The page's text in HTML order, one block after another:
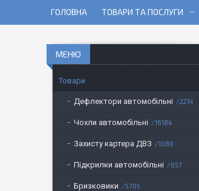
ГОЛОВНА ТОВАРИ ТА ПОСЛУГИ
Товари
Дефлектори автомобільні 2214
Чохли автомобільні 16184
Захисту картера ДВЗ 1080
Підкрилки автомобільні 657
Бризковики 5705